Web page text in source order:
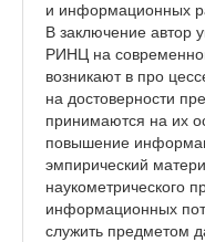
и информационных
В заключение автор
РИНЦ на
возникают в про
на достоверности
принимаются на их
повышение
эмпирический
наукометрического
информационных
служить предметом